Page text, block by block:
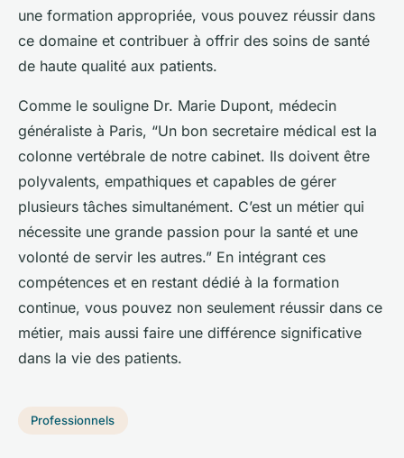
une formation appropriée, vous pouvez réussir dans
ce domaine et contribuer à offrir des soins de santé
de haute qualité aux patients.
Comme le souligne Dr. Marie Dupont, médecin
généraliste à Paris, “Un bon secretaire médical est la
colonne vertébrale de notre cabinet. Ils doivent être
polyvalents, empathiques et capables de gérer
plusieurs tâches simultanément. C’est un métier qui
nécessite une grande passion pour la santé et une
volonté de servir les autres.” En intégrant ces
compétences et en restant dédié à la formation
continue, vous pouvez non seulement réussir dans ce
métier, mais aussi faire une différence significative
dans la vie des patients.
Professionnels